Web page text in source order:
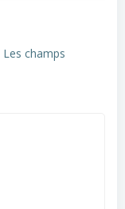
Les champs